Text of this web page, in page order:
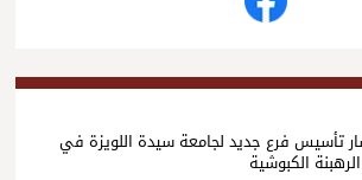
تأسيس فرع جديد لجامعة سيدة اللويزة في
الكبوشية